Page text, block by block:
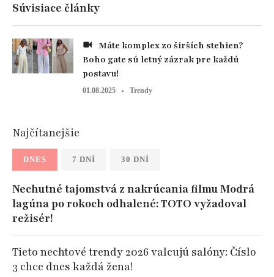
Súvisiace články
Boho gate sú letný zázrak pre každú
postavu!
01.08.2025 Trendy
Najčítanejšie
DNES 7 DNÍ 30 DNÍ
Nechutné tajomstvá z nakrúcania filmu Modrá
lagúna po rokoch odhalené: TOTO vyžadoval
režisér!
Tieto nechtové trendy 2026 valcujú salóny: Číslo
3 chce dnes každá žena!